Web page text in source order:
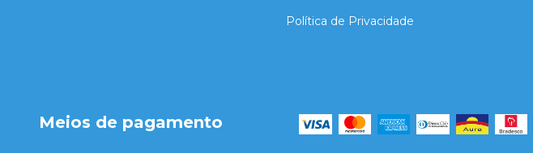
Política de Privacidade
Meios de pagamento